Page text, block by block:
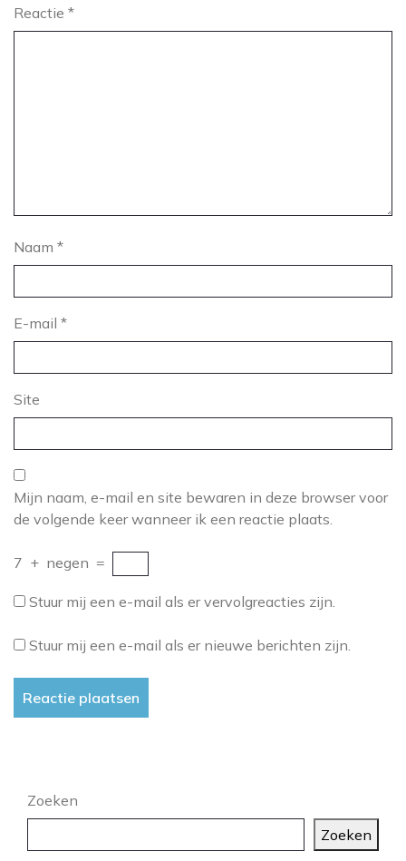
Reactie *
Naam *
E-mail *
Site
Mijn naam, e-mail en site bewaren in deze browser voor
de volgende keer wanneer ik een reactie plaats.
7 + negen =
Stuur mij een e-mail als er vervolgreacties zijn.
Stuur mij een e-mail als er nieuwe berichten zijn.
Zoeken
Zoeken